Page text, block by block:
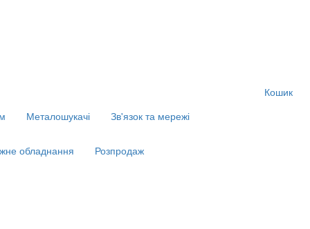
Металошукачі Зв'язок та мережі
обладнання Розпродаж
Кошик